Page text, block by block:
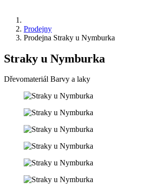
Prodejny
Prodejna Straky u Nymburka
Straky u Nymburka
Dřevomateriál Barvy a laky